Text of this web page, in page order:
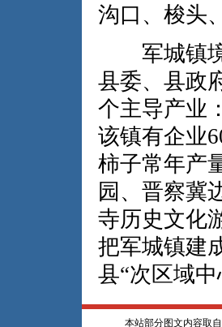
沟口、梭头
军城镇境
县委、县政
个主导产业
该镇有企业
柿子常年产
园、晋察冀
寺历史文化
把军城镇建
县“次区域中
本站部分图文内容取